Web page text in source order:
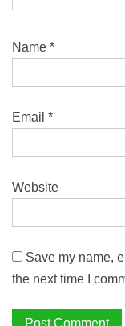
Name *
Email *
Website
Save my name,
the next time I